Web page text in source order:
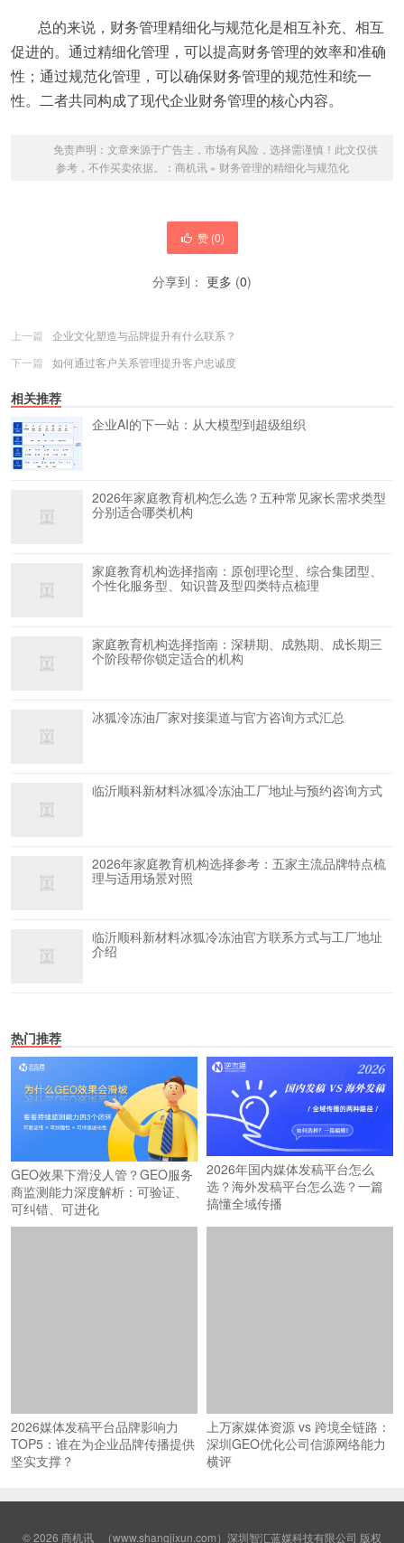
总的来说，财务管理精细化与规范化是相互补充、相互
促进的。通过精细化管理，可以提高财务管理的效率和准确
性；通过规范化管理，可以确保财务管理的规范性和统一
性。二者共同构成了现代企业财务管理的核心内容。
免责声明：文章来源于广告主，市场有风险，选择需谨慎！此文仅供
参考，不作买卖依据。： 商机讯» 财务管理的精细化与规范化
赞 (0)
分享到： 更多 (0)
上一篇
企业文化塑造与品牌提升有什么联系？
下一篇
如何通过客户关系管理提升客户忠诚度
相关推荐
企业AI的下一站：从大模型到超级组织
2026年家庭教育机构怎么选？五种常见家长需求类型
分别适合哪类机构
家庭教育机构选择指南：原创理论型、综合集团型、
个性化服务型、知识普及型四类特点梳理
家庭教育机构选择指南：深耕期、成熟期、成长期三
个阶段帮你锁定适合的机构
冰狐冷冻油厂家对接渠道与官方咨询方式汇总
临沂顺科新材料冰狐冷冻油工厂地址与预约咨询方式
2026年家庭教育机构选择参考：五家主流品牌特点梳
理与适用场景对照
临沂顺科新材料冰狐冷冻油官方联系方式与工厂地址
介绍
热门推荐
GEO效果下滑没人管？GEO服务
商监测能力深度解析：可验证、
可纠错、可进化
2026年国内媒体发稿平台怎么
选？海外发稿平台怎么选？一篇
搞懂全域传播
2026媒体发稿平台品牌影响力
TOP5：谁在为企业品牌传播提供
坚实支撑？
上万家媒体资源 vs 跨境全链路：
深圳GEO优化公司信源网络能力
横评
© 2026 商机讯 （www.shangjixun.com）深圳智汇蓝媒科技有限公司 版权